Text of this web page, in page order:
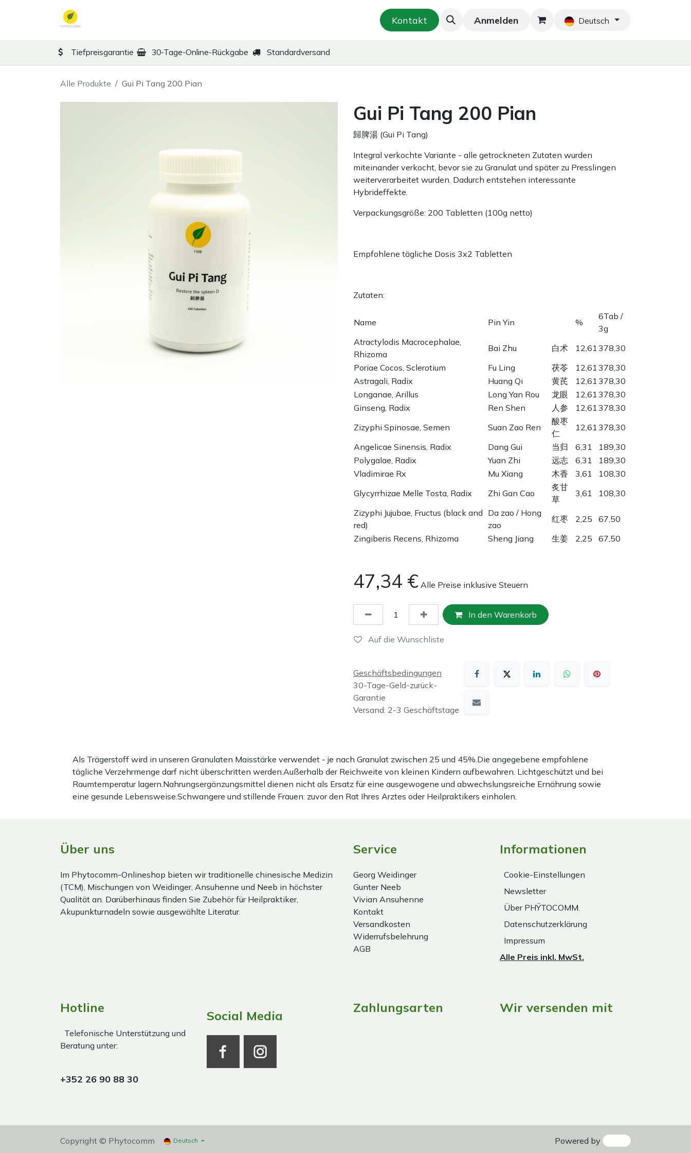
Kräuter-Zubereitungen Neu! Blog Home Shop
Kontakt Anmelden Deutsch
Tiefpreisgarantie 30-Tage-Online-Rückgabe Standardversand
Alle Produkte Gui Pi Tang 200 Pian
Gui Pi Tang 200 Pian
歸脾湯 (Gui Pi Tang)
Integral verkochte Variante - alle getrockneten Zutaten wurden
miteinander verkocht, bevor sie zu Granulat und später zu Presslingen
weiterverarbeitet wurden. Dadurch entstehen interessante
Hybrideffekte.
Verpackungsgröße: 200 Tabletten (100g netto)
Empfohlene tägliche Dosis 3x2 Tabletten
Zutaten:
Name Pin Yin %
6Tab /
3g
Atractylodis Macrocephalae,
Rhizoma
Bai Zhu 白术 12,61 378,30
Poriae Cocos, Sclerotium
Fu Ling 茯苓 12,61 378,30
Astragali, Radix
Huang Qi 黄芪 12,61 378,30
Longanae, Arillus
Long Yan Rou 龙眼 12,61 378,30
Ginseng, Radix
Ren Shen 人参 12,61 378,30
Zizyphi Spinosae, Semen
Suan Zao Ren
酸枣
仁
12,61 378,30
Angelicae Sinensis, Radix
Dang Gui 当归 6,31
189,30
Polygalae, Radix
Yuan Zhi 远志 6,31
189,30
Vladimirae Rx
Mu Xiang 木香 3,61
108,30
Glycyrrhizae Melle Tosta, Radix
Zhi Gan Cao
炙甘
草
3,61
108,30
Zizyphi Jujubae, Fructus (black and
red)
Da zao / Hong
zao
红枣 2,25
67,50
Zingiberis Recens, Rhizoma
Sheng Jiang 生姜 2,25 67,50
47,34 € Alle Preise inklusive Steuern
In den Warenkorb
Auf die Wunschliste
Geschäftsbedingungen
30-Tage-Geld-zurück-
Garantie
Versand: 2-3 Geschäftstage
Als Trägerstoff wird in unseren Granulaten Maisstärke verwendet - je nach Granulat zwischen 25 und 45%.Die angegebene empfohlene
tägliche Verzehrmenge darf nicht überschritten werden.Außerhalb der Reichweite von kleinen Kindern aufbewahren. Lichtgeschützt und bei
Raumtemperatur lagern.Nahrungsergänzungsmittel dienen nicht als Ersatz für eine ausgewogene und abwechslungsreiche Ernährung sowie
eine gesunde Lebensweise.Schwangere und stillende Frauen: zuvor den Rat Ihres Arztes oder Heilpraktikers einholen.
Über uns
Im Phytocomm-Onlineshop bieten wir traditionelle chinesische Medizin
(TCM), Mischungen von Weidinger, Ansuhenne und Neeb in höchster
Qualität an. Darüberhinaus finden Sie Zubehör für Heilpraktiker,
Akupunkturnadeln sowie ausgewählte Literatur.
Service
Georg Weidinger
Gunter Neeb
Vivian Ansuhenne
Kontakt
Versandkosten
Widerrufsbelehrung
AGB
Informationen
Cookie-Einstellungen
Newsletter
Über PHŸTOCOMM.
Datenschutzerklärung
Impressum
Alle Preis inkl. MwSt.
Hotline
Telefonische Unterstützung und
Beratung unter:
+352 26 90 88 30
Social Media
Zahlungsarten Wir versenden mit
Copyright © Phytocomm Deutsch Powered by